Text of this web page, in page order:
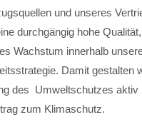
und unseres
durchgängig hohe
Wachstum innerhalb
Damit gestalten
des Umweltschutzes aktiv
zum Klimaschutz.